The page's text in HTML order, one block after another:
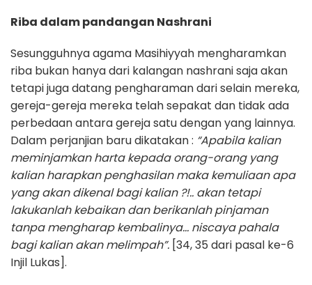
Riba dalam pandangan Nashrani
Sesungguhnya agama Masihiyyah mengharamkan
riba bukan hanya dari kalangan nashrani saja akan
tetapi juga datang pengharaman dari selain mereka,
gereja-gereja mereka telah sepakat dan tidak ada
perbedaan antara gereja satu dengan yang lainnya.
Dalam perjanjian baru dikatakan : “Apabila kalian
meminjamkan harta kepada orang-orang yang
kalian harapkan penghasilan maka kemuliaan apa
yang akan dikenal bagi kalian ?!.. akan tetapi
lakukanlah kebaikan dan berikanlah pinjaman
tanpa mengharap kembalinya… niscaya pahala
bagi kalian akan melimpah”. [34, 35 dari pasal ke-6
Injil Lukas].